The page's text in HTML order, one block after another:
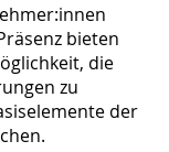
bieten
die
zu
der